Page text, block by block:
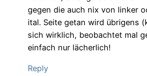
gegen die auch nix von linker
ital. Seite getan wird übrigens
sich wirklich, beobachtet mal
einfach nur lächerlich!
Reply